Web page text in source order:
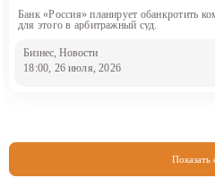
Банк «Россия» планирует обанкротить
для этого в арбитражный суд.
Бизнес, Новости
18:00, 26 июля, 2026
Показать